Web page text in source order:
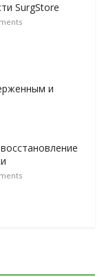
SurgStore
и